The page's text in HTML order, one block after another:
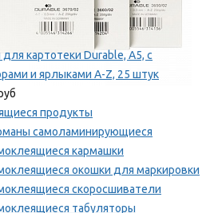
для картотеки Durable, A5, с
и ярлыками A-Z, 25 штук
продукты
самоламинирующиеся
кармашки
окошки для маркировки
скоросшиватели
табуляторы